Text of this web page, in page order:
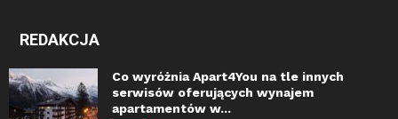
REDAKCJA
Co wyróżnia Apart4You na tle innych
serwisów oferujących wynajem
apartamentów w...